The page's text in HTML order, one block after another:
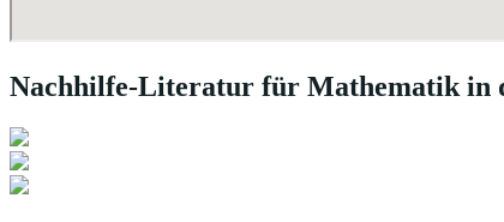
Nachhilfe-Literatur für Mathematik in